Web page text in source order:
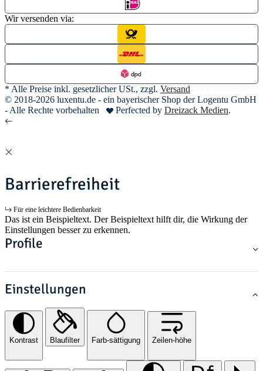
Wir versenden via:
* Alle Preise inkl. gesetzlicher USt., zzgl. Versand
© 2018-2026 luxentu.de - ein bayerischer Shop der Logentu GmbH
- Alle Rechte vorbehalten
Perfected by Dreizack Medien.
Barrierefreiheit
Für eine leichtere Bedienbarkeit
Das ist ein Beispieltext. Der Beispieltext hilft dir, die Wirkung der
Einstellungen besser zu erkennen.
Profile
Einstellungen
Kontrast Blaufilter Farb-sättigung Zeilen-höhe